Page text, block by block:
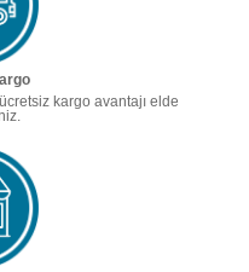
kargo avantajı elde